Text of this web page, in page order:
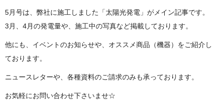
5月号は、弊社に施工しました「太陽光発電」がメイン記事です。
3月、4月の発電量や、施工中の写真など掲載しております。
他にも、イベントのお知らせや、オススメ商品（機器）をご紹介し
ております。
ニュースレターや、各種資料のご請求のみも承っております。
お気軽にお問い合わせ下さいませ☆